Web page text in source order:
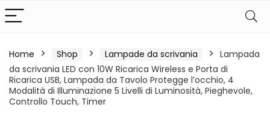
Home Shop Lampade da scrivania
Lampada
da scrivania LED con 10W Ricarica Wireless e Porta di
Ricarica USB, Lampada da Tavolo Protegge l’occhio, 4
Modalità di Illuminazione 5 Livelli di Luminosità, Pieghevole,
Controllo Touch, Timer